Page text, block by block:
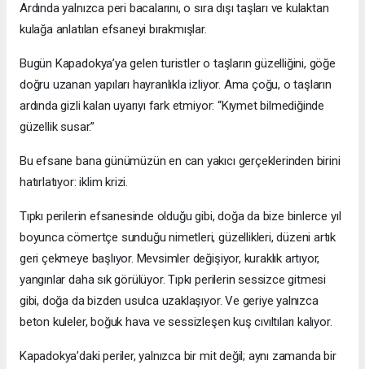
Ardında yalnızca peri bacalarını, o sıra dışı taşları ve kulaktan
kulağa anlatılan efsaneyi bırakmışlar.
Bugün Kapadokya’ya gelen turistler o taşların güzelliğini, göğe
doğru uzanan yapıları hayranlıkla izliyor. Ama çoğu, o taşların
ardında gizli kalan uyarıyı fark etmiyor: “Kıymet bilmediğinde
güzellik susar.”
Bu efsane bana günümüzün en can yakıcı gerçeklerinden birini
hatırlatıyor: iklim krizi.
Tıpkı perilerin efsanesinde olduğu gibi, doğa da bize binlerce yıl
boyunca cömertçe sunduğu nimetleri, güzellikleri, düzeni artık
geri çekmeye başlıyor. Mevsimler değişiyor, kuraklık artıyor,
yangınlar daha sık görülüyor. Tıpkı perilerin sessizce gitmesi
gibi, doğa da bizden usulca uzaklaşıyor. Ve geriye yalnızca
beton kuleler, boğuk hava ve sessizleşen kuş cıvıltıları kalıyor.
Kapadokya’daki periler, yalnızca bir mit değil; aynı zamanda bir